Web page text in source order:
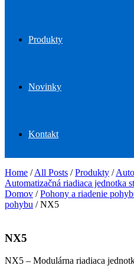
Produkty
Novinky
Kontakt
Home /All Posts /Produkty /
Automatizačná riadiaca jednotka
Domov /Pohony a riadenie
pohybu / NX5
NX5
NX5 – Modulárna riadiaca